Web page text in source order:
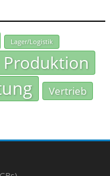
Lager/Logistik
Produktion
Vertrieb